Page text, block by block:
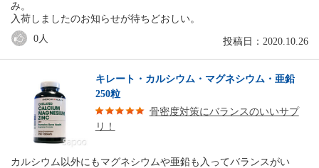
み。
入荷しましたのお知らせが待ちどおしい。
投稿日：2020.10.26
0人
キレート・カルシウム・マグネシウム・亜鉛
250粒
骨密度対策にバランスのいいサプ
リ！
カルシウム以外にもマグネシウムや亜鉛も入ってバランスがい